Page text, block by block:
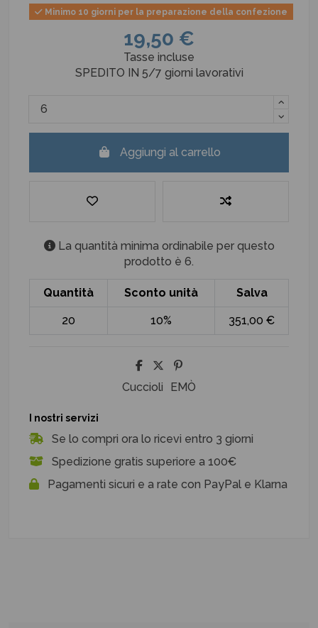
Minimo 10 giorni per la preparazione della confezione
19,50 €
Tasse incluse
SPEDITO IN 5/7 giorni lavorativi
Aggiungi al carrello
La quantità minima ordinabile per questo
prodotto è 6.
Quantità Sconto unità Salva
20 10% 351,00 €
Cuccioli EMÒ
I nostri servizi
Se lo compri ora lo ricevi entro 3 giorni
Spedizione gratis superiore a 100€
Pagamenti sicuri e a rate con PayPal e Klarna